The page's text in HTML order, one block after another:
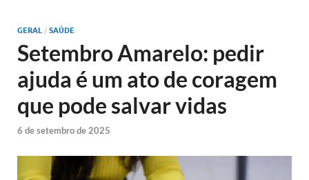
GERAL / SAÚDE
Setembro Amarelo: pedir
ajuda é um ato de coragem
que pode salvar vidas
6 de setembro de 2025